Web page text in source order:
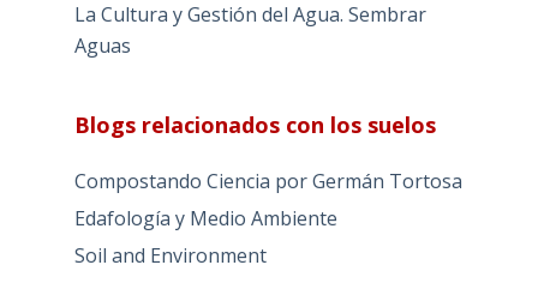
La Cultura y Gestión del Agua. Sembrar
Aguas
Blogs relacionados con los suelos
Compostando Ciencia por Germán Tortosa
Edafología y Medio Ambiente
Soil and Environment